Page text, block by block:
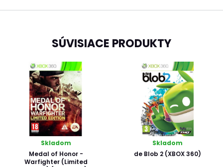
SÚVISIACE PRODUKTY
Skladom
Medal of Honor -
Warfighter (Limited
Skladom
de Blob 2 (XBOX 360)